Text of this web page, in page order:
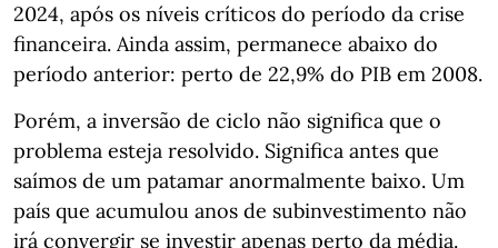
2024, após os níveis críticos do período da crise
financeira. Ainda assim, permanece abaixo do
período anterior: perto de 22,9% do PIB em 2008.
Porém, a inversão de ciclo não significa que o
problema esteja resolvido. Significa antes que
saímos de um patamar anormalmente baixo. Um
país que acumulou anos de subinvestimento não
irá convergir se investir apenas perto da média.